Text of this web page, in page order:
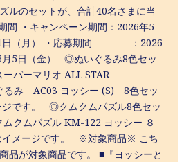
ルのセットが、合計40名さまに当
・キャンペーン期間：2026年5
1日（月） ・応募期間 ：2026
月5日（金） ◎ぬいぐるみ8色セッ
パーマリオ ALL STAR
るみ AC03 ヨッシー (S) 8色セッ
ジです。 ◎クムクムパズル8色セッ
クムパズル KM-122 ヨッシー ８
イメージです。 ※対象商品※ こち
品が対象商品です。 ■『ヨッシーと